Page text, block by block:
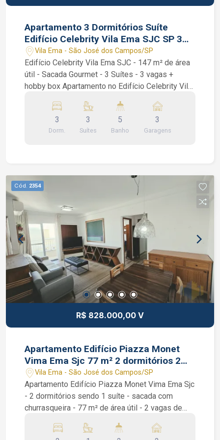
Apartamento 3 Dormitórios Suíte
Edifício Celebrity Vila Ema SJC SP 3
vagas
Vila Ema - São José dos Campos/SP
Edifício Celebrity Vila Ema SJC - 147 m² de área
útil - Sacada Gourmet - 3 Suítes - 3 vagas +
hobby box Apartamento no Edifício Celebrity Vila
quartos com armários e ar condicionado, sala
integrada com varanda e cozinha, sala também
com ar condicionado, varanda já com fechamento
aparelho de aquecimento a gás instalado.
Condomínio com portaria 24 horas, vagas para
visitantes, áreas sociais entregues decoradas e
equipadas, gerador de energia, salão de festas,
salão de jogos, espaço gourmet, brinquedoteca,
sala de estudos, fitness / academia, health
center, quadra esportiva, churrasqueira, spa,
piscina com deck molhado, piscina com raia,
piscina infantil, solarium e playground. João
Ferreira Corretor de Imóveis CRECI 234.934
Whatsapp (12) 99668-3140
3
Dorm.
3
Suítes
5
Banho
3
Garagens
Cód. 2354
R$ 828.000,00 V
Apartamento Edifício Piazza Monet
Vima Ema Sjc 77 m² 2 dormitórios 2
vagas
Vila Ema - São José dos Campos/SP
Apartamento Edifício Piazza Monet Vima Ema Sjc
- 2 dormitórios sendo 1 suíte - sacada com
churrasqueira - 77 m² de área útil - 2 vagas de
Vima Ema Sjc. Apartamento na Vila Ema, com 77